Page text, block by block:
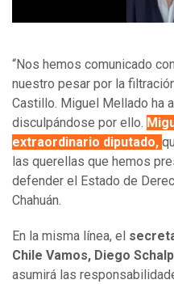
“Nos hemos comunicado
nuestro pesar por la
Castillo. Miguel Mellado ha
disculpándose por ello.
extraordinario diputado,
las querellas que hemos
defender el Estado de
Chahuán.
En la misma línea, el
Chile Vamos, Diego
asumirá las